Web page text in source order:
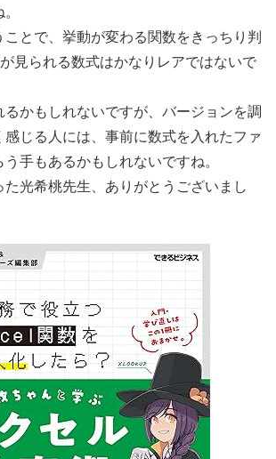
とで、挙動が変わる関数をきっちり判
見られる数式はかなりレアではないで
かもしれないですが、バージョンを調
じる人には、事前に数式を入れたファ
手もあるかもしれないですね。
光希桃先生、ありがとうございまし